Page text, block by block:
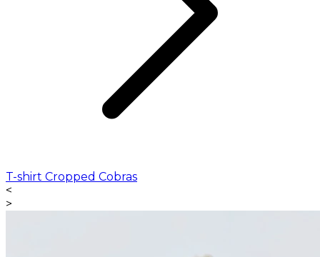
T-shirt Cropped Cobras
<
>